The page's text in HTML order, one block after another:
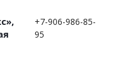
+7-906-986-85-
95